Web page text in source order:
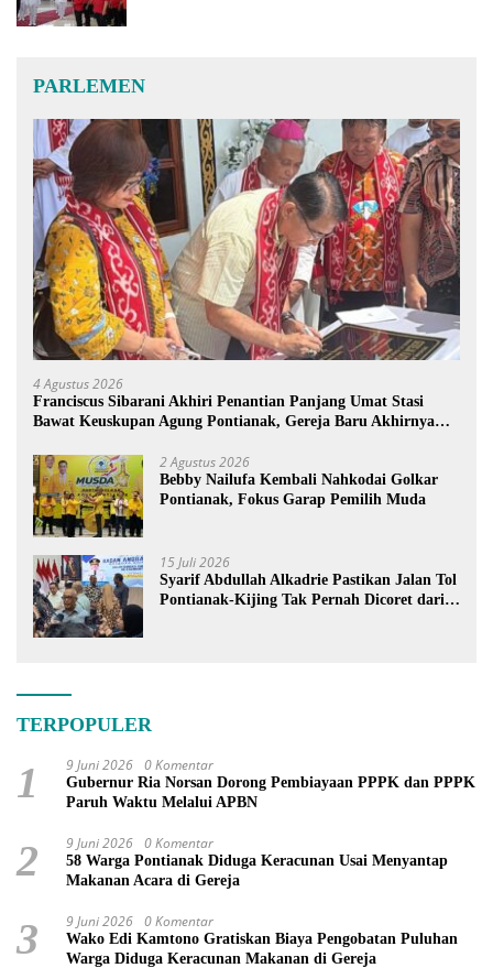
PARLEMEN
4 Agustus 2026
Franciscus Sibarani Akhiri Penantian Panjang Umat Stasi
Bawat Keuskupan Agung Pontianak, Gereja Baru Akhirnya
2 Agustus 2026
Bebby Nailufa Kembali Nahkodai Golkar
Pontianak, Fokus Garap Pemilih Muda
15 Juli 2026
Syarif Abdullah Alkadrie Pastikan Jalan Tol
Pontianak-Kijing Tak Pernah Dicoret dari
TERPOPULER
1 9 Juni 2026 0 Komentar
Gubernur Ria Norsan Dorong Pembiayaan PPPK dan PPPK
Paruh Waktu Melalui APBN
2 9 Juni 2026 0 Komentar
58 Warga Pontianak Diduga Keracunan Usai Menyantap
Makanan Acara di Gereja
3 9 Juni 2026 0 Komentar
Wako Edi Kamtono Gratiskan Biaya Pengobatan Puluhan
Warga Diduga Keracunan Makanan di Gereja